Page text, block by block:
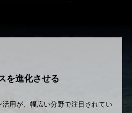
を進化させる
用が、幅広い分野で注目されてい